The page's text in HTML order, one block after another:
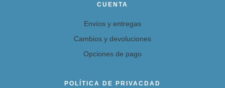
CUENTA
Envíos y entregas
Cambios y devoluciones
Opciones de pago
POLÍTICA DE PRIVACDAD